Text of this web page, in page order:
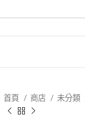
首頁 商店 未分類